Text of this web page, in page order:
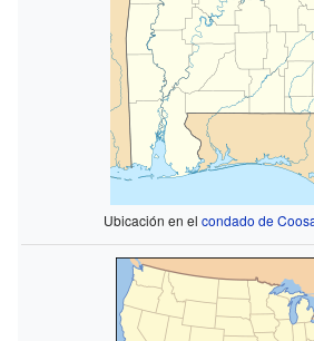
Ubicación en elcondado de